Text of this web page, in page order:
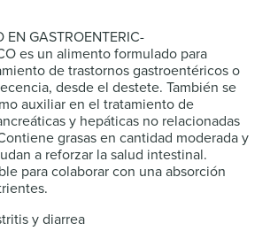
EN GASTROENTERIC-
es un alimento formulado para
de trastornos gastroentéricos o
desde el destete. También se
auxiliar en el tratamiento de
y hepáticas no relacionadas
grasas en cantidad moderada y
a reforzar la salud intestinal.
para colaborar con una absorción
y diarrea